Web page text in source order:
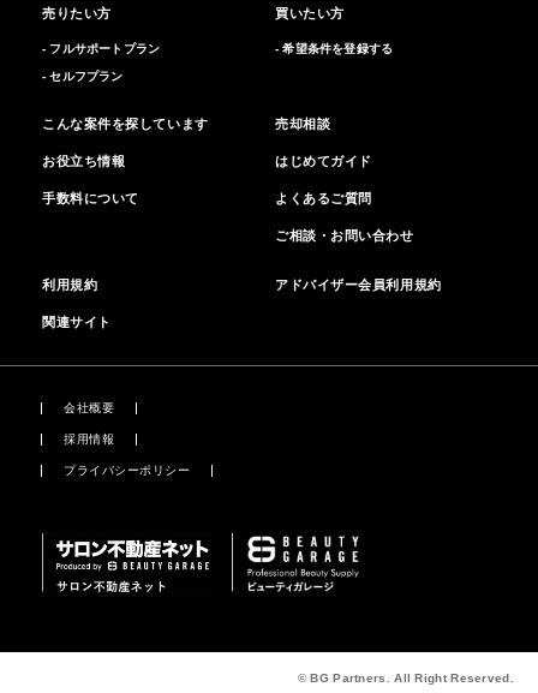
売りたい方
- フルサポートプラン
- セルフプラン
買いたい方
- 希望条件を登録する
こんな案件を探しています
お役立ち情報
手数料について
売却相談
はじめてガイド
よくあるご質問
ご相談・お問い合わせ
利用規約 アドバイザー会員利用規約
関連サイト
会社概要
採用情報
プライバシーポリシー
© BG Partners. All Right Reserved.